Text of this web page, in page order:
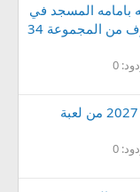
بامامه المسجد في
الغزوات عبد الله بن ام ــــ من خمس حروف من المجموعة 34
0
جواب لغز الجمعة 5 يونيو التحدي اليومي 2027 من لعبة
0